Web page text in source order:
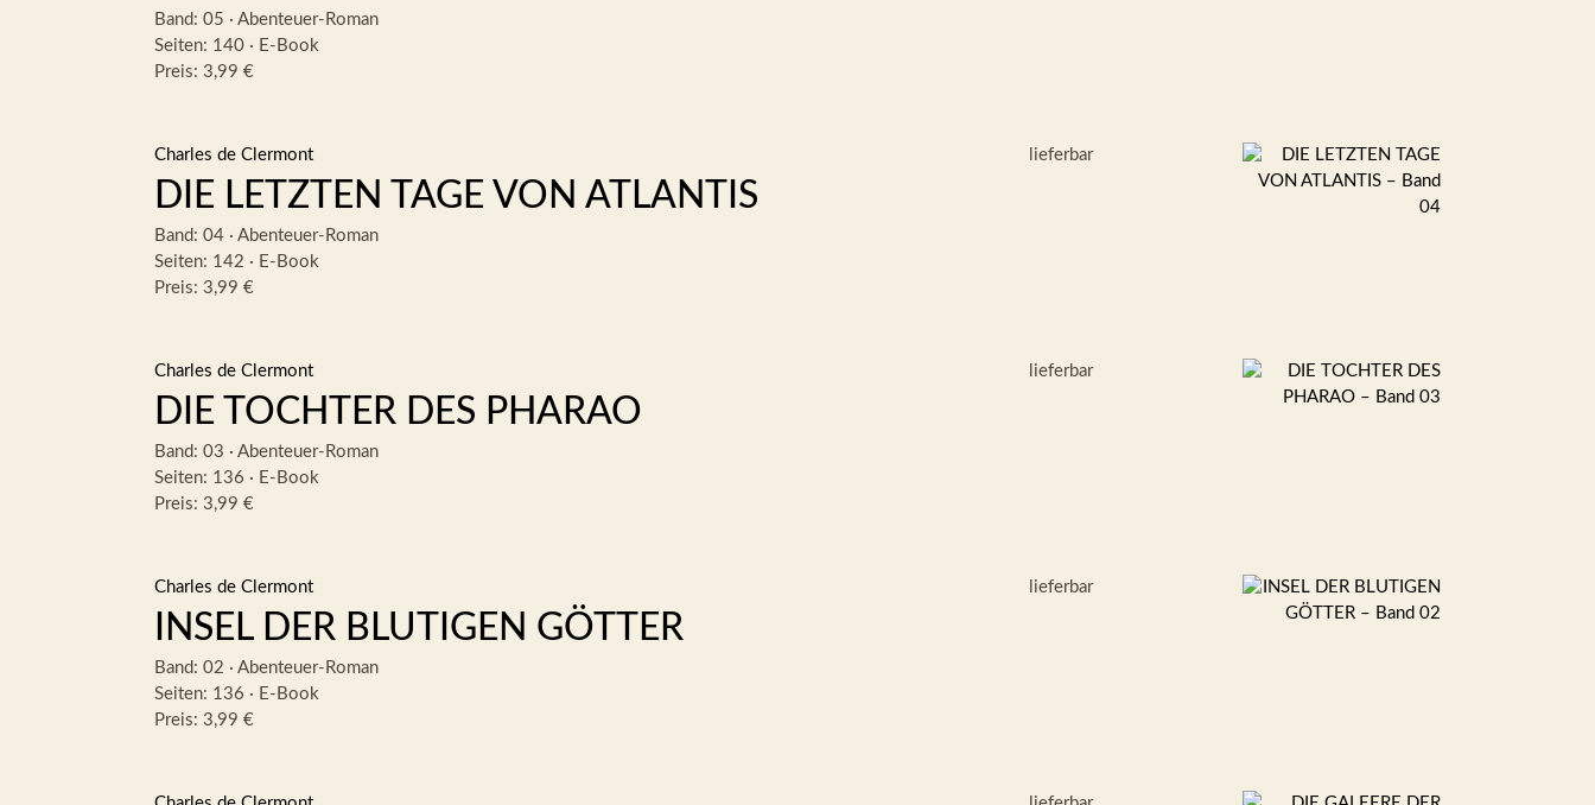
Band: 05 · Abenteuer-Roman
Seiten: 140 · E-Book
Preis: 3,99 €
Charles de Clermont
DIE LETZTEN TAGE VON ATLANTIS
Band: 04 · Abenteuer-Roman
Seiten: 142 · E-Book
Preis: 3,99 €
lieferbar
Charles de Clermont
DIE TOCHTER DES PHARAO
Band: 03 · Abenteuer-Roman
Seiten: 136 · E-Book
Preis: 3,99 €
lieferbar
Charles de Clermont
INSEL DER BLUTIGEN GÖTTER
Band: 02 · Abenteuer-Roman
Seiten: 136 · E-Book
Preis: 3,99 €
lieferbar